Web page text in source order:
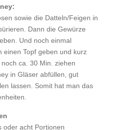
sowie die Datteln/Feigen in
Dann die Gewürze
Und noch einmal
einen Topf geben und kurz
ca. 30 Min. ziehen
in Gläser abfüllen, gut
lassen. Somit hat man das
oder acht Portionen